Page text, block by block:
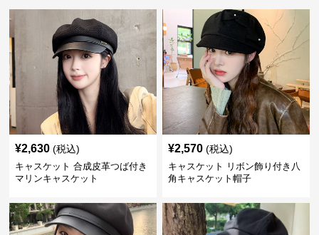
¥2,630 (税込)
キャスケット 合成皮革つば付き
マリンキャスケット
¥2,570 (税込)
キャスケット リボン飾り付き八
角キャスケット帽子